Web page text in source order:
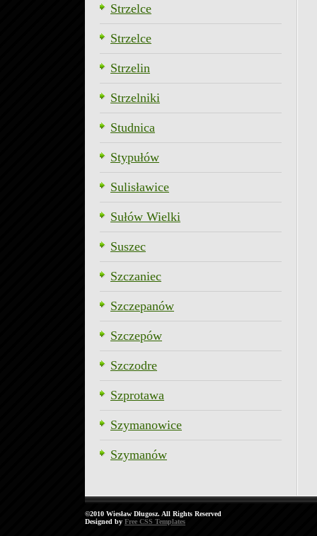
Strzelce
Strzelce
Strzelin
Strzelniki
Studnica
Stypułów
Sulisławice
Sułów Wielki
Suszec
Szczaniec
Szczepanów
Szczepów
Szczodre
Szprotawa
Szymanowice
Szymanów
©2010 Wiesław Długosz. All Rights Reserved
Designed by Free CSS Templates